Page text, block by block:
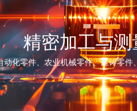
精密加工与测
动化零件、农业机械零件、压铸零